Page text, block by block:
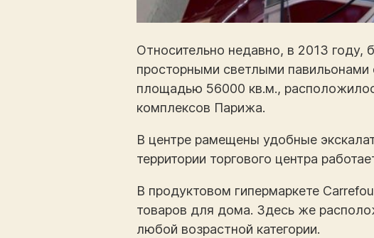
Относительно недавно, в 2013 году,
просторными светлыми
площадью 56000 кв.м.,
комплексов Парижа.
В центре рамещены удобные
территории торгового центра
В продуктовом гипермаркете
товаров для дома. Здесь же
любой возрастной категории.